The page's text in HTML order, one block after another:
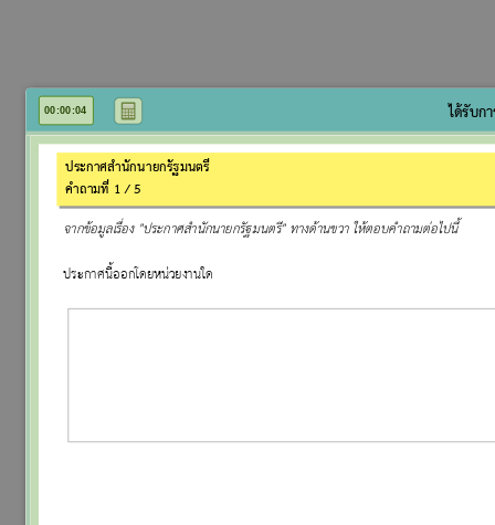
00:00:05 ได้รับก
ประกาศสำนักนายกรัฐมนตรี
คำถามที่ 1 / 5
จากข้อมูลเรื่อง "ประกาศสำนักนายกรัฐมนตรี" ทางด้านขวา ให้ตอบคำถามต่อไปนี้
ประกาศนี้ออกโดยหน่วยงานใด